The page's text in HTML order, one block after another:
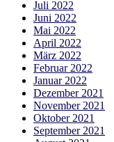
Juli 2022
Juni 2022
Mai 2022
April 2022
März 2022
Februar 2022
Januar 2022
Dezember 2021
November 2021
Oktober 2021
September 2021